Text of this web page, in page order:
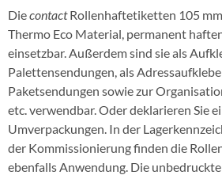
DiecontactRollenhaftetiketten 105
Thermo Eco Material, permanent
einsetzbar. Außerdem sind sie als
Palettensendungen, als
Paketsendungen sowie zur
etc. verwendbar. Oder deklarieren Sie
Umverpackungen. In der
der Kommissionierung finden die
ebenfalls Anwendung. Die